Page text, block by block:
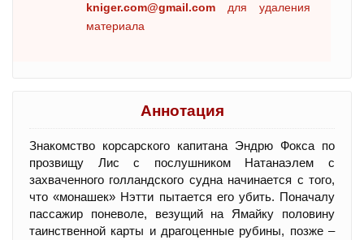
kniger.com@gmail.com для удаления
материала
Аннотация
Знакомство корсарского капитана Эндрю Фокса по
прозвищу Лис с послушником Натанаэлем с
захваченного голландского судна начинается с того,
что «монашек» Нэтти пытается его убить. Поначалу
пассажир поневоле, везущий на Ямайку половину
таинственной карты и драгоценные рубины, позже –